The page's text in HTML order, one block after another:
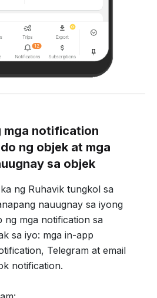
mga notification
ng objek at mga
sa objek
ng Ruhavik tungkol sa
nauugnay sa iyong
ng mga notification sa
sa iyo: mga in-app
Telegram at email
notification.